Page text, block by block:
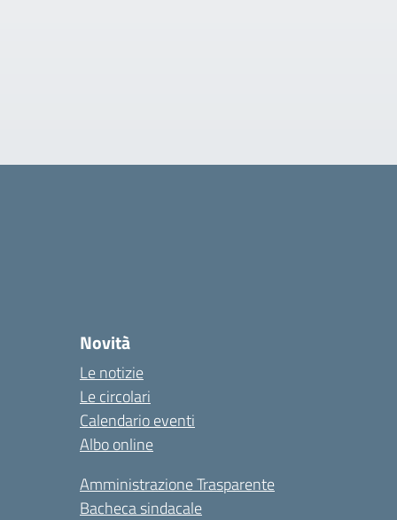
Novità
Le notizie
Le circolari
Calendario eventi
Albo online
Amministrazione Trasparente
Bacheca sindacale